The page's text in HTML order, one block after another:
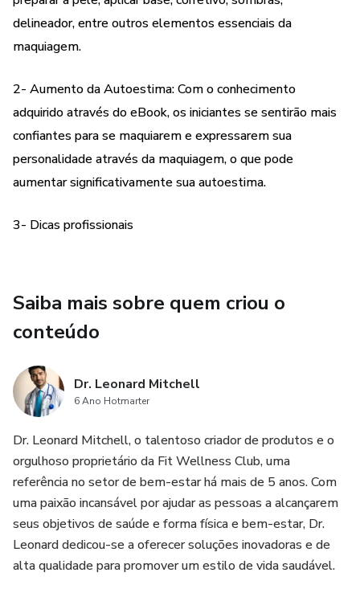
💅 Além dos conceitos básicos, você também receberá
coleção de maquiagem e como organizá-la de forma
prática e funcional. Com nosso guia, você estará preparada
para explorar sua criatividade e se tornar uma verdadeira
artista da maquiagem. 🎨
📢 Não perca mais tempo! Garanta agora mesmo o seu
Aprenda os conceitos básicos de maquiagem e dicas
confiante todos os dias! 💄💕
delineador, entre outros elementos essenciais da
maquiagem.
2- Aumento da Autoestima: Com o conhecimento
adquirido através do eBook, os iniciantes se sentirão mais
confiantes para se maquiarem e expressarem sua
personalidade através da maquiagem, o que pode
aumentar significativamente sua autoestima.
3- Dicas profissionais
Saiba mais sobre quem criou o
conteúdo
Dr. Leonard Mitchell
6 Ano Hotmarter
Dr. Leonard Mitchell, o talentoso criador de produtos e o
orgulhoso proprietário da Fit Wellness Club, uma
referência no setor de bem-estar há mais de 5 anos. Com
uma paixão incansável por ajudar as pessoas a alcançarem
seus objetivos de saúde e forma física e bem-estar, Dr.
Leonard dedicou-se a oferecer soluções inovadoras e de
alta qualidade para promover um estilo de vida saudável.